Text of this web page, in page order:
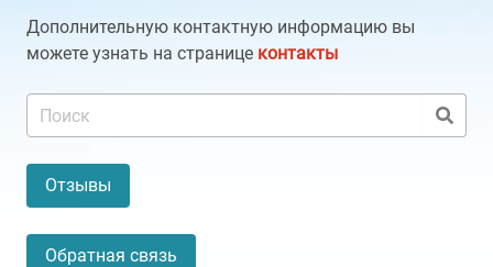
Дополнительную контактную информацию вы
можете узнать на странице контакты
Отзывы
Обратная связь